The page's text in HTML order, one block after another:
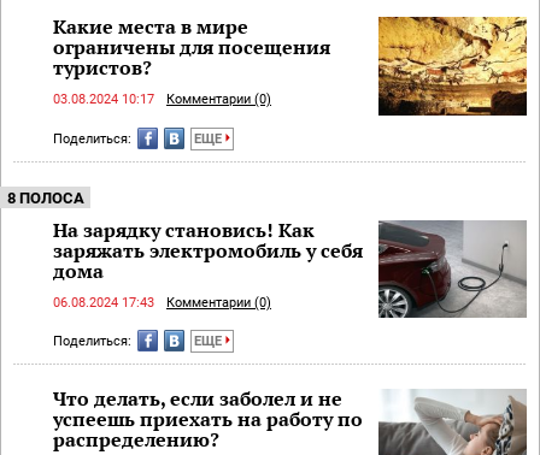
Какие места в мире
ограничены для посещения
туристов?
03.08.2024 10:17 Комментарии (0)
Поделиться: ЕЩЕ
8 ПОЛОСА
На зарядку становись! Как
заряжать электромобиль у себя
дома
06.08.2024 17:43 Комментарии (0)
Поделиться: ЕЩЕ
Что делать, если заболел и не
успеешь приехать на работу по
распределению?